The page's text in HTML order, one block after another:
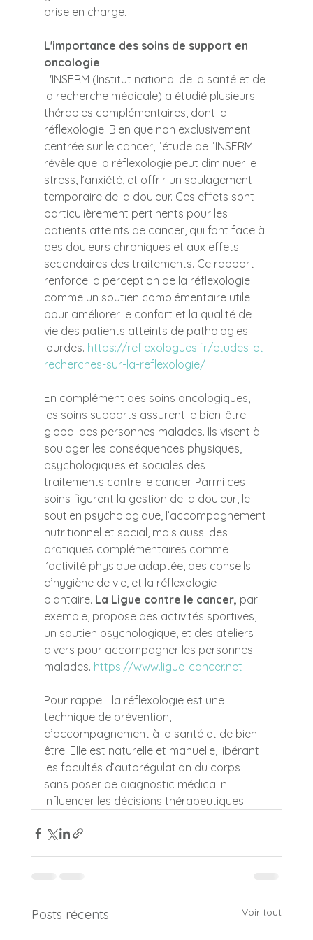
prise en charge.
L'importance des soins de support en
oncologie
L'INSERM (Institut national de la santé et de
la recherche médicale) a étudié plusieurs
thérapies complémentaires, dont la
réflexologie. Bien que non exclusivement
centrée sur le cancer, l’étude de l’INSERM
révèle que la réflexologie peut diminuer le
stress, l’anxiété, et offrir un soulagement
temporaire de la douleur. Ces effets sont
particulièrement pertinents pour les
patients atteints de cancer, qui font face à
des douleurs chroniques et aux effets
secondaires des traitements. Ce rapport
renforce la perception de la réflexologie
comme un soutien complémentaire utile
pour améliorer le confort et la qualité de
vie des patients atteints de pathologies
lourdes. https://reflexologues.fr/etudes-et-
recherches-sur-la-reflexologie/
En complément des soins oncologiques,
les soins supports assurent le bien-être
global des personnes malades. Ils visent à
soulager les conséquences physiques,
psychologiques et sociales des
traitements contre le cancer. Parmi ces
soins figurent la gestion de la douleur, le
soutien psychologique, l’accompagnement
nutritionnel et social, mais aussi des
pratiques complémentaires comme
l’activité physique adaptée, des conseils
d’hygiène de vie, et la réflexologie
plantaire. La Ligue contre le cancer, par
exemple, propose des activités sportives,
un soutien psychologique, et des ateliers
divers pour accompagner les personnes
malades. https://www.ligue-cancer.net
Pour rappel : la réflexologie est une
technique de prévention,
d’accompagnement à la santé et de bien-
être. Elle est naturelle et manuelle, libérant
les facultés d’autorégulation du corps
sans poser de diagnostic médical ni
influencer les décisions thérapeutiques.
Posts récents Voir tout